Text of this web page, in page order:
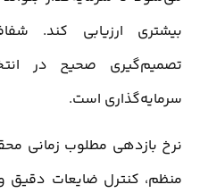
بیشتری ارزیابی کند.
تصمیم‌گیری صحیح در
سرمایه‌گذاری است.
نرخ بازدهی مطلوب زمانی
منظم، کنترل ضایعات دقیق